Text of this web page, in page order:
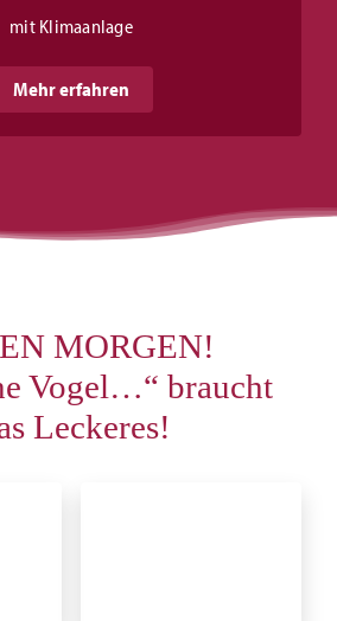
mit Klimaanlage
Mehr erfahren
MORGEN!
Vogel…“ braucht
Leckeres!